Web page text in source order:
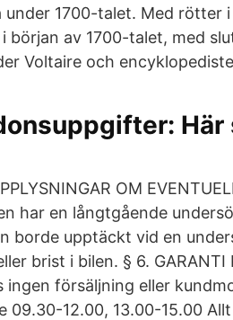
1700-talet. Med rötter
början av 1700-talet, med
Voltaire och
Här
OM
har en långtgående
borde upptäckt vid en
brist i bilen. § 6.
försäljning eller
09.30-12.00, 13.00-15.00